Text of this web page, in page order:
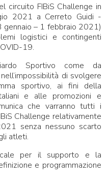
circuito FIBiS Challenge in
2021 a Cerreto Guidi -
gennaio – 1 febbraio 2021)
logistici e contingenti
19.
Sportivo come da
di svolgere
sportivo, ai fini della
e alle promozioni e
che varranno tutti i
Challenge relativamente
senza nessuno scarto
atleti.
per il supporto e la
e programmazione